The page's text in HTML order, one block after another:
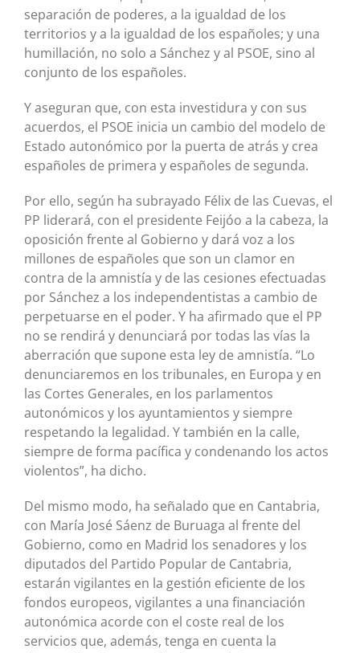
separación de poderes, a la igualdad de los
territorios y a la igualdad de los españoles; y una
humillación, no solo a Sánchez y al PSOE, sino al
conjunto de los españoles.
Y aseguran que, con esta investidura y con sus
acuerdos, el PSOE inicia un cambio del modelo de
Estado autonómico por la puerta de atrás y crea
españoles de primera y españoles de segunda.
Por ello, según ha subrayado Félix de las Cuevas, el
PP liderará, con el presidente Feijóo a la cabeza, la
oposición frente al Gobierno y dará voz a los
millones de españoles que son un clamor en
contra de la amnistía y de las cesiones efectuadas
por Sánchez a los independentistas a cambio de
perpetuarse en el poder. Y ha afirmado que el PP
no se rendirá y denunciará por todas las vías la
aberración que supone esta ley de amnistía. “Lo
denunciaremos en los tribunales, en Europa y en
las Cortes Generales, en los parlamentos
autonómicos y los ayuntamientos y siempre
respetando la legalidad. Y también en la calle,
siempre de forma pacífica y condenando los actos
violentos”, ha dicho.
Del mismo modo, ha señalado que en Cantabria,
con María José Sáenz de Buruaga al frente del
Gobierno, como en Madrid los senadores y los
diputados del Partido Popular de Cantabria,
estarán vigilantes en la gestión eficiente de los
fondos europeos, vigilantes a una financiación
autonómica acorde con el coste real de los
servicios que, además, tenga en cuenta la